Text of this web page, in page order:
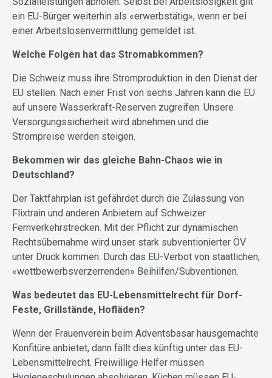
ein EU-Bürger weiterhin als «erwerbstätig», wenn er bei
einer Arbeitslosenvermittlung gemeldet ist.
Welche Folgen hat das Strom­abkommen?
Die Schweiz muss ihre Stromproduktion in den Dienst der
EU stellen. Nach einer Frist von sechs Jahren kann die EU
auf unsere Wasserkraft-Reserven zugreifen. Un­sere
Versorgungssicherheit wird abnehmen und die
Strompreise werden steigen.
Bekommen wir das gleiche Bahn-Chaos wie in
Deutschland?
Der Taktfahrplan ist gefährdet durch die Zulassung von
Flixtrain und anderen Anbietern auf Schweizer
Fernverkehrstrecken. Mit der Pflicht zur dynamischen
Rechtsübernahme wird unser stark subventionierter ÖV
unter Druck kommen: Durch das EU-Verbot von staatlichen,
«wettbewerbsverzerrenden» Beihilfen/Subventionen.
Was bedeutet das EU-Lebensmittelrecht für Dorf-
Feste, Grillstände, Hofläden?
Wenn der Frauenverein beim Adventsbasar hausgemachte
Konfitüre anbietet, dann fällt dies künftig unter das EU-
Lebensmittelrecht. Freiwillige Helfer müssen